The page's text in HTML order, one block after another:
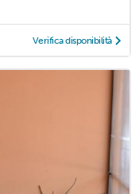
Verifica disponibilità